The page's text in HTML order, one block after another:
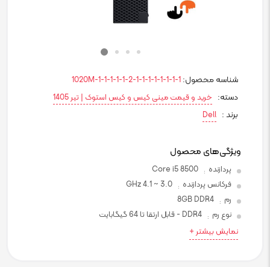
شناسه محصول: 1020M-1-1-1-1-1-2-1-1-1-1-1-1-1-1
دسته: خرید و قیمت مینی کیس و کیس استوک | تیر 1405
برند : Dell
ویژگی‌های محصول
پردازنده :
Core i5 8500
فرکانس پردازنده :
3.0 ~ 4.1 GHz
رم :
8GB DDR4
نوع رم :
DDR4 - قابل ارتقا تا 64 گیگابایت
نمایش بیشتر +